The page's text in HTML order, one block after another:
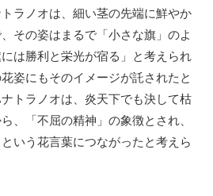
ラノオは、細い茎の先端に鮮やか
その姿はまるで「小さな旗」のよ
は勝利と栄光が宿る」と考えられ
姿にもそのイメージが託されたと
トラノオは、炎天下でも決して枯
、「不屈の精神」の象徴とされ、
いう花言葉につながったと考えら